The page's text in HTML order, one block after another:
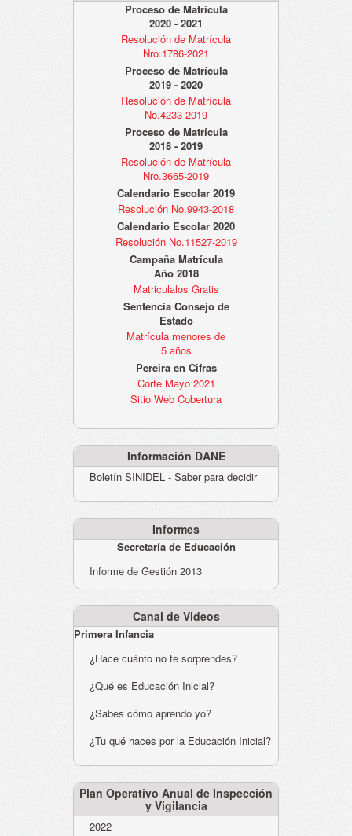
Proceso de Matrícula
2020 - 2021
Resolución de Matrícula
Nro.1786-2021
Proceso de Matrícula
2019 - 2020
Resolución de Matrícula
No.4233-2019
Proceso de Matrícula
2018 - 2019
Resolución de Matrícula
Nro.3665-2019
Calendario Escolar 2019
Resolución No.9943-2018
Calendario Escolar 2020
Resolución No.11527-2019
Campaña Matrícula
Año 2018
Matriculalos Gratis
Sentencia Consejo de
Estado
Matrícula menores de
5 años
Pereira en Cifras
Corte Mayo 2021
Sitio Web Cobertura
Información DANE
Boletín SINIDEL - Saber para decidir
Informes
Secretaría de Educación
Informe de Gestión 2013
Canal de Videos
Primera Infancia
¿Hace cuánto no te sorprendes?
¿Qué es Educación Inicial?
¿Sabes cómo aprendo yo?
¿Tu qué haces por la Educación Inicial?
Plan Operativo Anual de Inspección
y Vigilancia
2022